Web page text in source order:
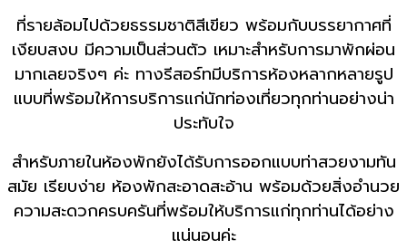
ที่รายล้อมไปด้วยธรรมชาติสีเขียว พร้อมกับบรรยากาศที่
เงียบสงบ มีความเป็นส่วนตัว เหมาะสำหรับการมาพักผ่อน
มากเลยจริงๆ ค่ะ ทางรีสอร์ทมีบริการห้องหลากหลายรูป
แบบที่พร้อมให้การบริการแก่นักท่องเที่ยวทุกท่านอย่างน่า
ประทับใจ
สำหรับภายในห้องพักยังได้รับการออกแบบท่าสวยงามทัน
สมัย เรียบง่าย ห้องพักสะอาดสะอ้าน พร้อมด้วยสิ่งอำนวย
ความสะดวกครบครันที่พร้อมให้บริการแก่ทุกท่านได้อย่าง
แน่นอนค่ะ